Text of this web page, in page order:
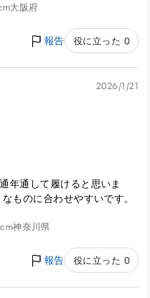
大阪府
報告 役に立った 0
2026/1/21
年通して履けると思いま
ものに合わせやすいです。
神奈川県
報告 役に立った 0